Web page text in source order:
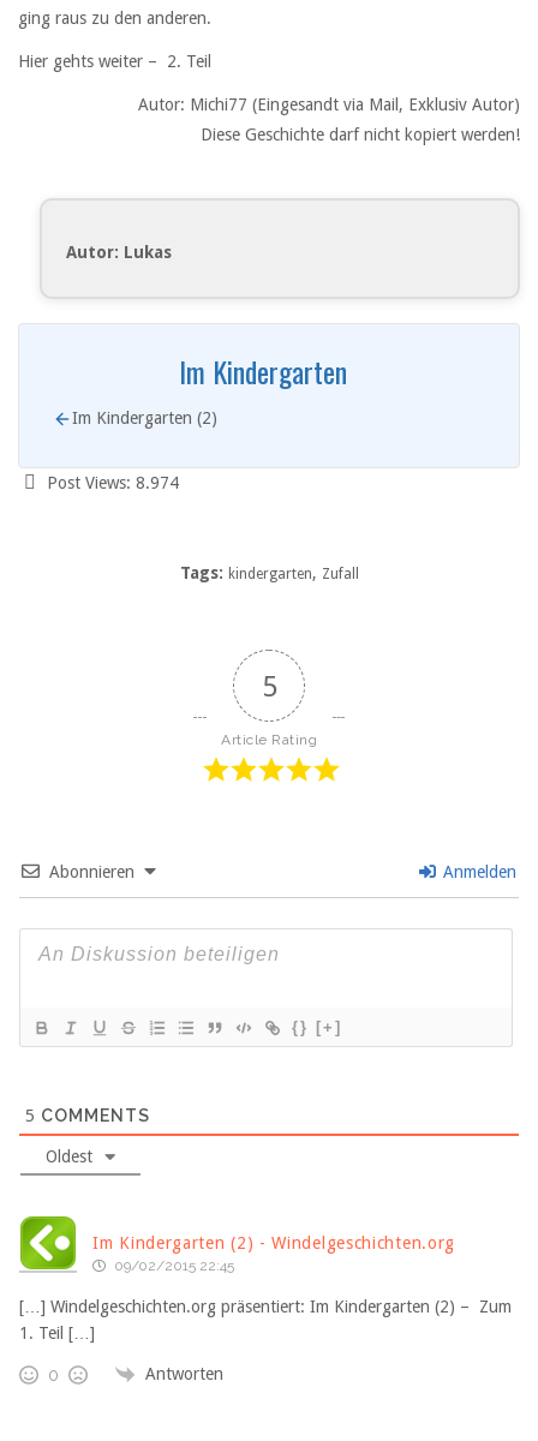
ging raus zu den anderen.
Hier gehts weiter – 2. Teil
Autor: Michi77 (Eingesandt via Mail, Exklusiv Autor)
Diese Geschichte darf nicht kopiert werden!
Autor: Lukas
Im Kindergarten
Im Kindergarten (2)
Post Views: 8.974
Tags: kindergarten, Zufall
5
Article Rating
Abonnieren Anmelden
{} [+]
5 COMMENTS
Oldest
Im Kindergarten (2) - Windelgeschichten.org
09/02/2015 22:45
[…] Windelgeschichten.org präsentiert: Im Kindergarten (2) – Zum
1. Teil […]
0 Antworten